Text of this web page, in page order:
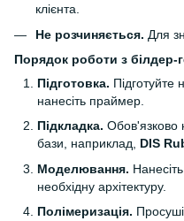
клієнта.
Не розчиняється. Для
Порядок роботи з білдер-
Підготовка. Підготуйте
нанесіть праймер.
Підкладка. Обов'язково
бази, наприклад, DIS
Моделювання.
необхідну архітектуру.
Полімеризація.